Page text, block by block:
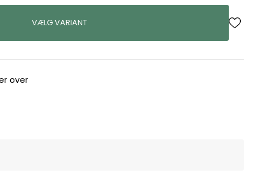
VÆLG VARIANT
over